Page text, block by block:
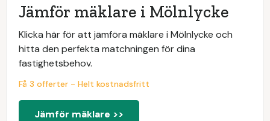
Jämför mäklare i Mölnlycke
Klicka här för att jämföra mäklare i Mölnlycke och
hitta den perfekta matchningen för dina
fastighetsbehov.
Få 3 offerter - Helt kostnadsfritt
Jämför mäklare >>